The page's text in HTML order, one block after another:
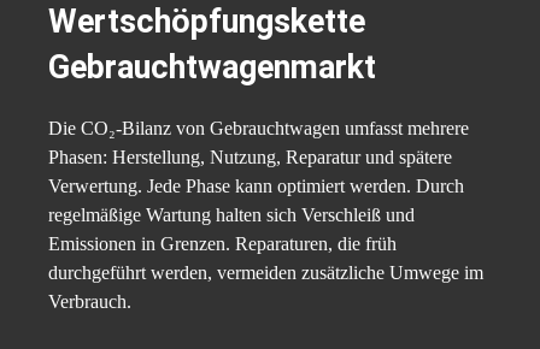
Wertschöpfungskette
Gebrauchtwagenmarkt
Die CO₂-Bilanz von Gebrauchtwagen umfasst mehrere
Phasen: Herstellung, Nutzung, Reparatur und spätere
Verwertung. Jede Phase kann optimiert werden. Durch
regelmäßige Wartung halten sich Verschleiß und
Emissionen in Grenzen. Reparaturen, die früh
durchgeführt werden, vermeiden zusätzliche Umwege im
Verbrauch.